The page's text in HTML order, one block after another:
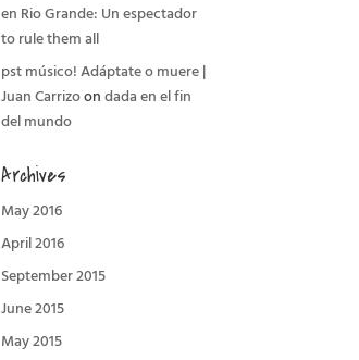
en Rio Grande: Un espectador
to rule them all
pst músico! Adáptate o muere |
Juan Carrizoondada en el fin
del mundo
Archives
May 2016
April 2016
September 2015
June 2015
May 2015